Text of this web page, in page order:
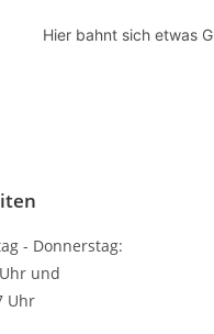
Hier bahnt sich etwas
- Donnerstag:
und
Uhr